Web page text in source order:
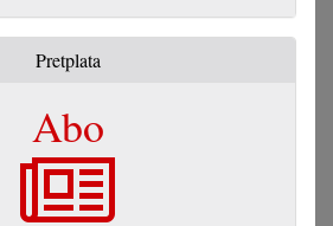
Pretplata
Abo